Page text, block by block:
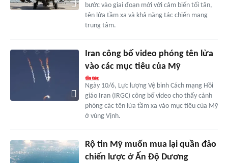
bước vào giai đoạn mới với cảm biến tối tân,
tên lửa tầm xa và khả năng tác chiến mạng
trung tâm.
Iran công bố video phóng tên lửa
vào các mục tiêu của Mỹ
Ngày 10/6, Lực lượng Vệ binh Cách mạng Hồi
giáo Iran (IRGC) công bố video cho thấy cảnh
phóng các tên lửa tầm xa vào mục tiêu của Mỹ
ở vùng Vịnh.
Rộ tin Mỹ muốn mua lại quần đảo
chiến lược ở Ấn Độ Dương